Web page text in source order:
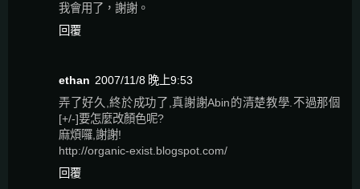
我會用了，謝謝。
回覆
ethan 2007/11/8 晚上9:53
弄了好久,終於成功了,真謝謝Abin的清楚教學.不過那個
[+/-]要怎麼改顏色呢?
麻煩囉,謝謝!
http://organic-exist.blogspot.com/
回覆